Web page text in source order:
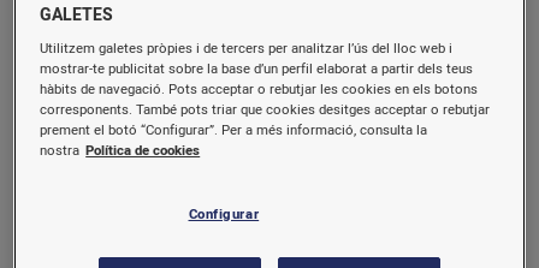
2,7 €/u.
SENSE ESTOC Comprar
GALETES
Utilitzem galetes pròpies i de tercers per analitzar l’ús del lloc web i
mostrar-te publicitat sobre la base d’un perfil elaborat a partir dels teus
hàbits de navegació. Pots acceptar o rebutjar les cookies en els botons
corresponents. També pots triar que cookies desitges acceptar o rebutjar
prement el botó “Configurar”. Per a més informació, consulta la
nostra Política de cookies
Configurar